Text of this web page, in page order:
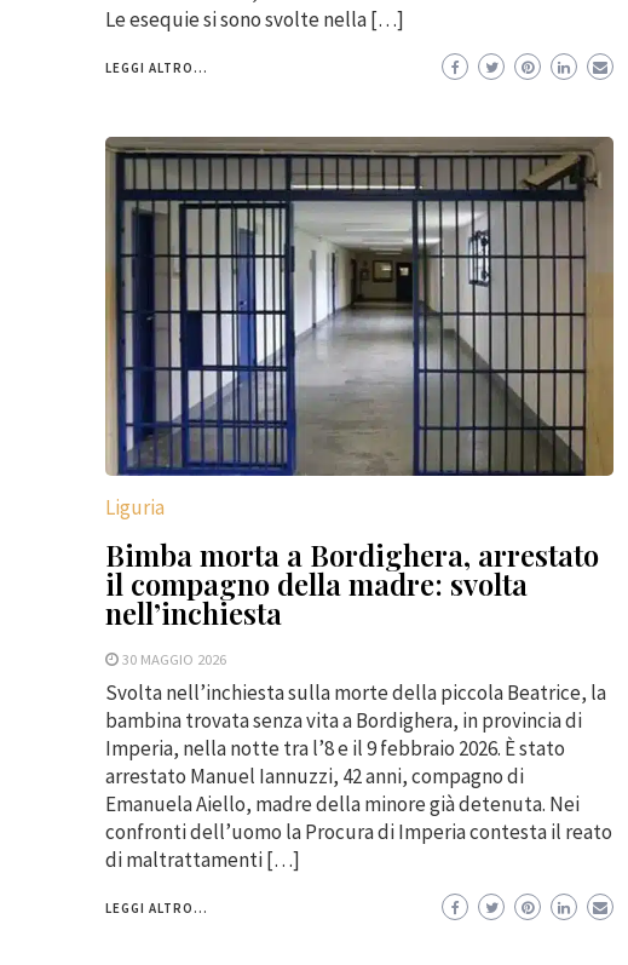
Le esequie si sono svolte nella […]
LEGGI ALTRO...
Liguria
Bimba morta a Bordighera, arrestato
il compagno della madre: svolta
nell’inchiesta
30 MAGGIO 2026
Svolta nell’inchiesta sulla morte della piccola Beatrice, la
bambina trovata senza vita a Bordighera, in provincia di
Imperia, nella notte tra l’8 e il 9 febbraio 2026. È stato
arrestato Manuel Iannuzzi, 42 anni, compagno di
Emanuela Aiello, madre della minore già detenuta. Nei
confronti dell’uomo la Procura di Imperia contesta il reato
di maltrattamenti […]
LEGGI ALTRO...